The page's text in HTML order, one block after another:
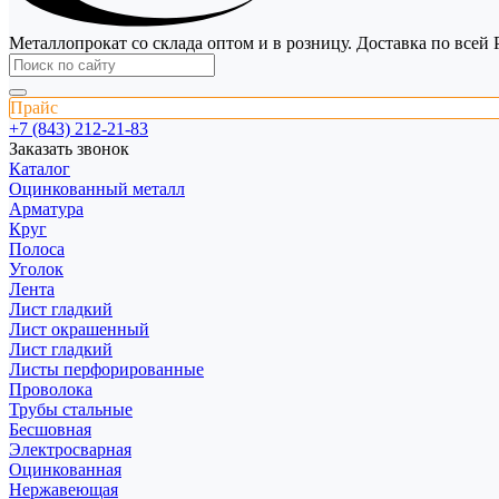
Металлопрокат со склада оптом и в розницу. Доставка по всей
Прайс
+7 (843) 212-21-83
Заказать звонок
Каталог
Оцинкованный металл
Арматура
Круг
Полоса
Уголок
Лента
Лист гладкий
Лист окрашенный
Лист гладкий
Листы перфорированные
Проволока
Трубы стальные
Бесшовная
Электросварная
Оцинкованная
Нержавеющая